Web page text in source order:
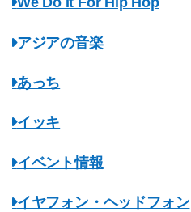
アジアの音楽
あっち
イッキ
イベント情報
イヤフォン・ヘッドフォン